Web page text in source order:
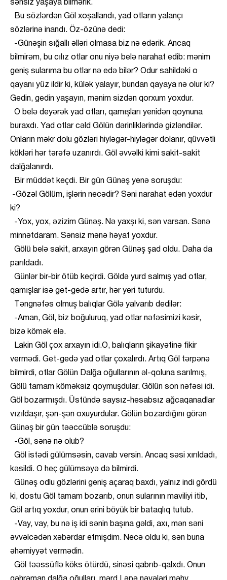
sənsiz yaşaya bilmərik.
Bu sözlərdən Göl xoşallandı, yad otların yalançı
sözlərinə inandı. Öz-özünə dedi:
-Günəşin sığallı əlləri olmasa biz nə edərik. Ancaq
bilmirəm, bu cılız otlar onu niyə belə narahat edib: mənim
geniş sularıma bu otlar nə edə bilər? Odur sahildəki o
qayanı yüz ildir ki, külək yalayır, bundan qayaya nə olur ki?
Gedin, gedin yaşayın, mənim sizdən qorxum yoxdur.
O belə deyərək yad otları, qamışları yenidən qoynuna
buraxdı. Yad otlar cəld Gölün dərinliklərində gizləndilər.
Onların məkr dolu gözləri hiyləgər-hiyləgər dolanır, qüvvətli
kökləri hər tərəfə uzanırdı. Göl əvvəlki kimi sakit-sakit
dalğalanırdı.
Bir müddət keçdi. Bir gün Günəş yenə soruşdu:
-Gözəl Gölüm, işlərin necədir? Səni narahat edən yoxdur
ki?
-Yox, yox, əzizim Günəş. Nə yaxşı ki, sən varsan. Sənə
minnətdaram. Sənsiz mənə həyat yoxdur.
Gölü belə sakit, arxayın görən Günəş şad oldu. Daha da
parıldadı.
Günlər bir-bir ötüb keçirdi. Göldə yurd salmış yad otlar,
qamışlar isə get-gedə artır, hər yeri tuturdu.
Təngnəfəs olmuş balıqlar Gölə yalvarıb dedilər:
-Aman, Göl, biz boğuluruq, yad otlar nəfəsimizi kəsir,
bizə kömək elə.
Lakin Göl çox arxayın idi.O, balıqların şikayətinə fikir
vermədi. Get-gedə yad otlar çoxalırdı. Artıq Göl tərpənə
bilmirdi, otlar Gölün Dalğa oğullarının əl-qoluna sarılmış,
Gölü tamam köməksiz qoymuşdular. Gölün son nəfəsi idi.
Göl bozarmışdı. Üstündə saysız-hesabsız ağcaqanadlar
vızıldaşır, şən-şən oxuyurdular. Gölün bozardığını görən
Günəş bir gün təəccüblə soruşdu:
-Göl, sənə nə olub?
Göl istədi gülümsəsin, cavab versin. Ancaq səsi xırıldadı,
kəsildi. O heç gülümsəyə də bilmirdi.
Günəş odlu gözlərini geniş açaraq baxdı, yalnız indi gördü
ki, dostu Göl tamam bozarıb, onun sularının maviliyi itib,
Göl artıq yoxdur, onun erini böyük bir bataqlıq tutub.
-Vay, vay, bu nə iş idi sənin başına gəldi, axı, mən səni
əvvəlcədən xəbərdar etmişdim. Necə oldu ki, sən buna
əhəmiyyət vermədin.
Göl təəssüflə köks ötürdü, sinəsi qabrıb-qalxdı. Onun